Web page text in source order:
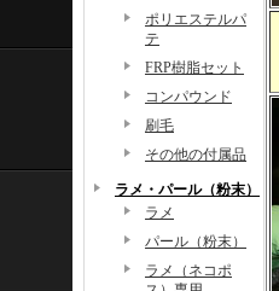
ポリエステルパ
テ
FRP樹脂セット
コンパウンド
刷毛
その他の付属品
ラメ・パール（粉末）
ラメ
パール（粉末）
ラメ（ネコポ